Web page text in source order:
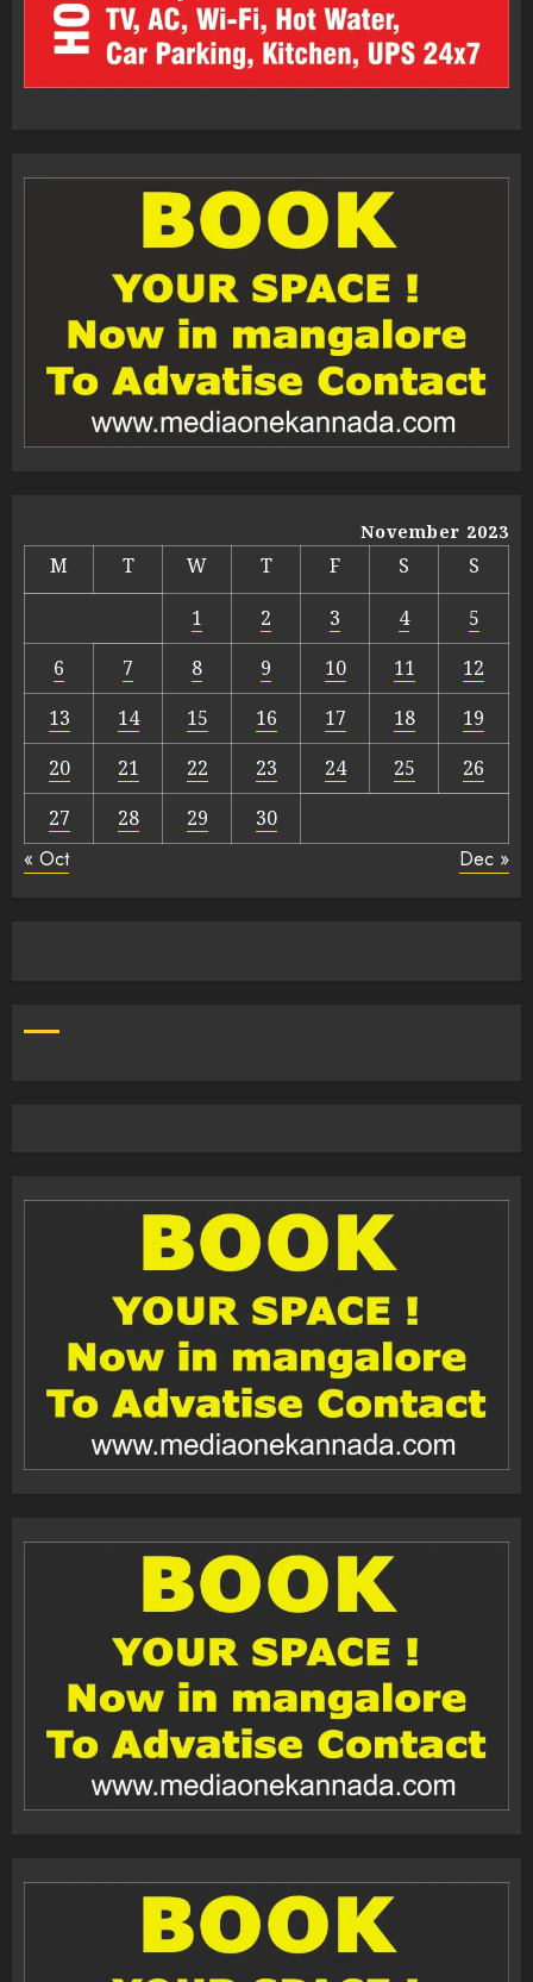
November 2023
M T W T F S
S
1
2 3 4
5
6
7 8 9 10 11
12
13
14 15 16 17 18
19
20
21 22 23 24 25
26
27
28 29 30
« Oct Dec »